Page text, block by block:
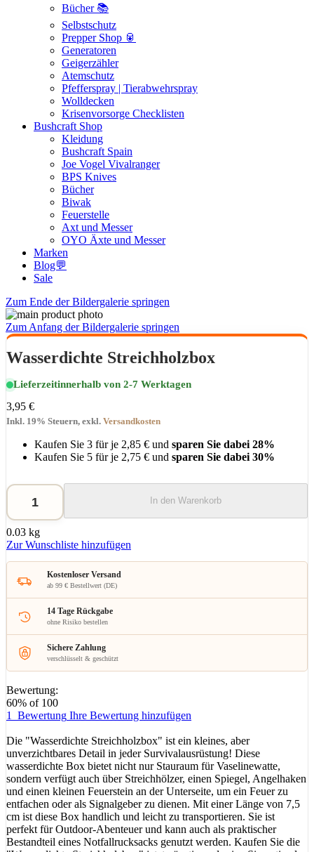
Bücher 📚
Selbstschutz
Prepper Shop 🥫
Generatoren
Geigerzähler
Atemschutz
Pfefferspray | Tierabwehrspray
Wolldecken
Krisenvorsorge Checklisten
Bushcraft Shop
Kleidung
Bushcraft Spain
Joe Vogel Vivalranger
BPS Knives
Bücher
Biwak
Feuerstelle
Axt und Messer
OYO Äxte und Messer
Marken
Blog💬
Sale
Zum Ende der Bildergalerie springen
Zum Anfang der Bildergalerie springen
Wasserdichte Streichholzbox
Lieferzeitinnerhalb von 2-7 Werktagen
3,95 €
Inkl. 19% Steuern, exkl. Versandkosten
Kaufen Sie 3 für je 2,85 € und sparen Sie dabei 28%
Kaufen Sie 5 für je 2,75 € und sparen Sie dabei 30%
In den Warenkorb
0.03 kg
Zur Wunschliste hinzufügen
Kostenloser Versand
ab 99 € Bestellwert (DE)
14 Tage Rückgabe
ohne Risiko bestellen
Sichere Zahlung
verschlüsselt & geschützt
Bewertung:
60% of 100
1
Bewertung Ihre Bewertung hinzufügen
Die "Wasserdichte Streichholzbox" ist ein kleines, aber
unverzichtbares Detail in jeder Survivalausrüstung! Diese
wasserdichte Box bietet nicht nur Stauraum für Vaselinewatte,
sondern verfügt auch über Streichhölzer, einen Spiegel, Angelhaken
und einen kleinen Feuerstein an der Unterseite, um ein Feuer zu
entfachen oder als Signalgeber zu dienen. Mit einer Länge von 7,5
cm ist diese Box handlich und leicht zu transportieren. Sie ist
perfekt für Outdoor-Abenteuer und kann auch als praktischer
Bestandteil eines Notfallrucksacks genutzt werden. Kaufen Sie die